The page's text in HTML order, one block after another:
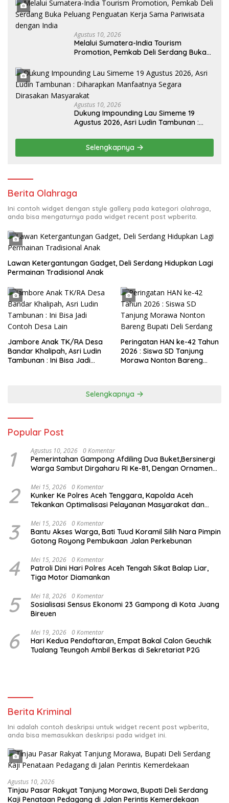
Agustus 10, 2026
Melalui Sumatera-India Tourism
Promotion, Pemkab Deli Serdang Buka
Pariwisata dengan India
Agustus 10, 2026
Dukung Impounding Lau Simeme 19
Agustus 2026, Asri Ludin Tambunan :
Dirasakan Masyarakat
Selengkapnya
Berita Olahraga
Ini contoh widget dengan style gallery pada kategori olahraga,
anda bisa mengaturnya pada widget recent post wpberita.
Lawan Ketergantungan Gadget, Deli Serdang Hidupkan Lagi
Permainan Tradisional Anak
Jambore Anak TK/RA Desa
Bandar Khalipah, Asri Ludin
Tambunan : Ini Bisa Jadi
Peringatan HAN ke-42 Tahun
2026 : Siswa SD Tanjung
Morawa Nonton Bareng
Selengkapnya
Popular Post
1 Agustus 10, 2026 0 Komentar
Pemerintahan Gampong Afdiling Dua Buket,Bersinergi
Warga Sambut Dirgaharu RI Ke-81, Dengan Ornamen
2 Mei 15, 2026 0 Komentar
Kunker Ke Polres Aceh Tenggara, Kapolda Aceh
Tekankan Optimalisasi Pelayanan Masyarakat dan
3 Mei 15, 2026 0 Komentar
Bantu Akses Warga, Bati Tuud Koramil Silih Nara Pimpin
Gotong Royong Pembukaan Jalan Perkebunan
4 Mei 15, 2026 0 Komentar
Patroli Dini Hari Polres Aceh Tengah Sikat Balap Liar,
Tiga Motor Diamankan
5 Mei 18, 2026 0 Komentar
Sosialisasi Sensus Ekonomi 23 Gampong di Kota Juang
Bireuen
6 Mei 19, 2026 0 Komentar
Hari Kedua Pendaftaran, Empat Bakal Calon Geuchik
Tualang Teungoh Ambil Berkas di Sekretariat P2G
Berita Kriminal
Ini adalah contoh deskripsi untuk widget recent post wpberita,
anda bisa memasukkan deskripsi pada widget ini.
Agustus 10, 2026
Tinjau Pasar Rakyat Tanjung Morawa, Bupati Deli Serdang
Kaji Penataan Pedagang di Jalan Perintis Kemerdekaan